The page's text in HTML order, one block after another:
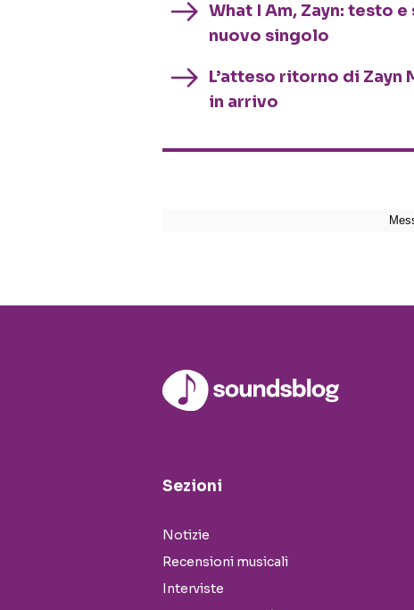
What I Am, Zayn: testo
nuovo singolo
L’atteso ritorno di Zayn
in arrivo
Sezioni
Notizie
Recensioni musicali
Interviste